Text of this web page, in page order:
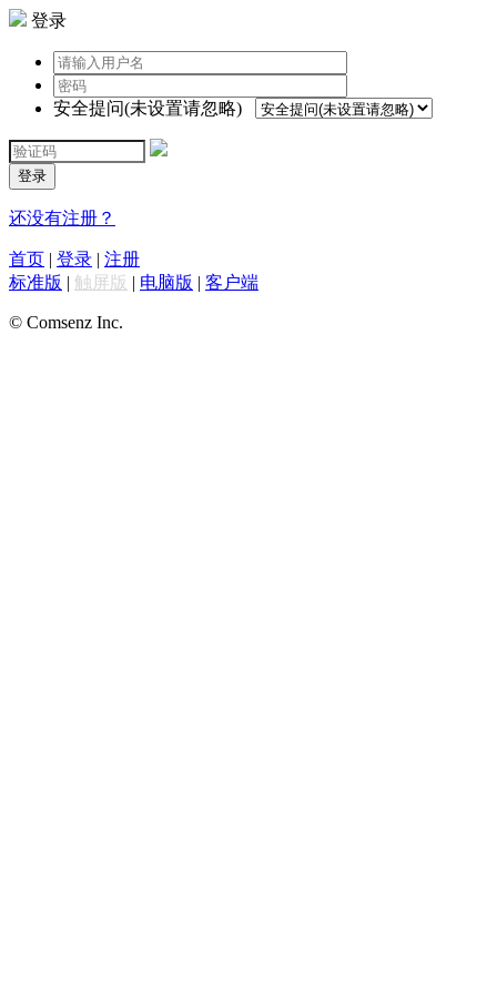
登录
安全提问(未设置请忽略)
登录
还没有注册？
首页 | 登录 | 注册
标准版 | 触屏版 | 电脑版 | 客户端
© Comsenz Inc.